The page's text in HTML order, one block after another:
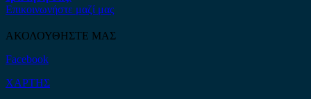
Επικοινωνήστε μαζί μας
ΑΚΟΛΟΥΘΗΣΤΕ ΜΑΣ
Facebook
ΧΑΡΤΗΣ